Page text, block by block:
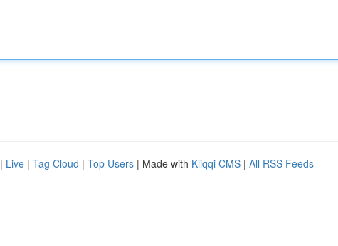
| Live | Tag Cloud | Top Users | Made with Kliqqi CMS | All RSS Feeds